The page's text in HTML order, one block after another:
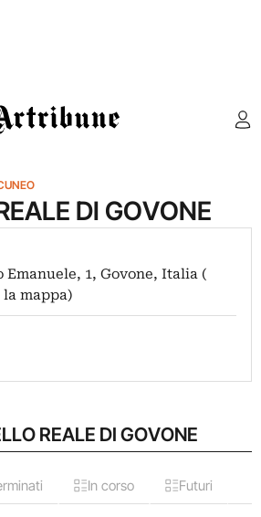
DI GOVONE
Emanuele, 1, Govone, Italia (
mappa)
REALE DI GOVONE
In corso Futuri